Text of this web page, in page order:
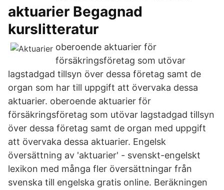
aktuarier Begagnad
kurslitteratur
oberoende aktuarier för
försäkringsföretag som utövar
lagstadgad tillsyn över dessa företag samt de
organ som har till uppgift att övervaka dessa
aktuarier. oberoende aktuarier för
försäkringsföretag som utövar lagstadgad tillsyn
över dessa företag samt de organ med uppgift
att övervaka dessa aktuarier. Engelsk
översättning av 'aktuarier' - svenskt-engelskt
lexikon med många fler översättningar från
svenska till engelska gratis online. Beräkningen